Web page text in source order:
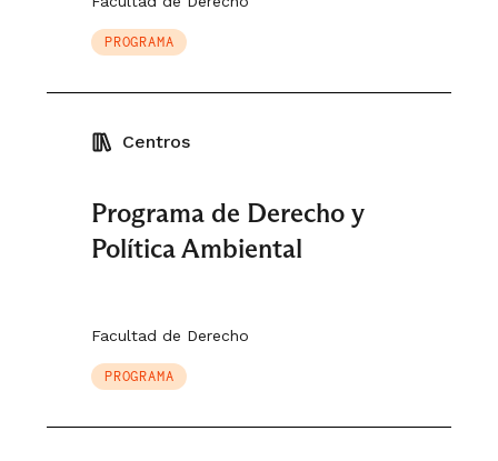
PROGRAMA
Centros
Programa de Derecho y
Política Ambiental
Facultad de Derecho
PROGRAMA